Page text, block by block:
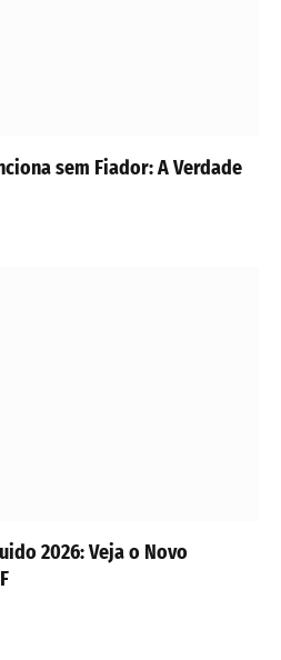
sem Fiador: A Verdade
2026: Veja o Novo